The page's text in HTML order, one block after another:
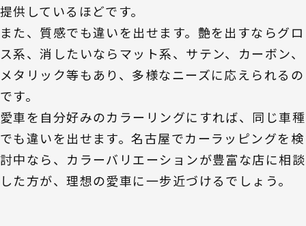
提供しているほどです。
また、質感でも違いを出せます。艶を出すならグロ
ス系、消したいならマット系、サテン、カーボン、
メタリック等もあり、多様なニーズに応えられるの
です。
愛車を自分好みのカラーリングにすれば、同じ車種
でも違いを出せます。名古屋でカーラッピングを検
討中なら、カラーバリエーションが豊富な店に相談
した方が、理想の愛車に一步近づけるでしょう。